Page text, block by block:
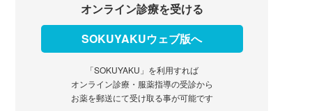
オンライン診療を受ける
SOKUYAKUウェブ版へ
「SOKUYAKU」を利用すれば
オンライン診療・服薬指導の受診から
お薬を郵送にて受け取る事が可能です